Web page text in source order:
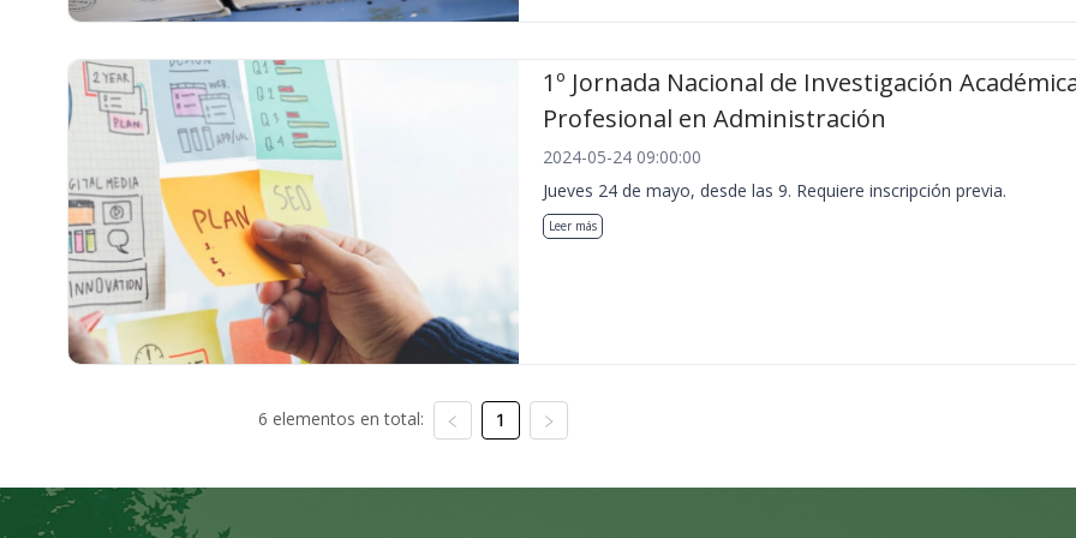
1º Jornada Nacional de Investigación
Profesional en Administración
2024-05-24 09:00:00
Jueves 24 de mayo, desde las 9. Requiere inscripción previa.
Leer más
6 elementos en total: 1